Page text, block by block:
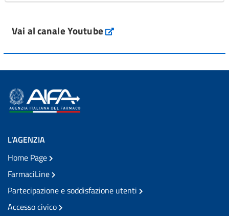
Vai al canale Youtube
L'AGENZIA
Home Page
FarmaciLine
Partecipazione e soddisfazione utenti
Accesso civico